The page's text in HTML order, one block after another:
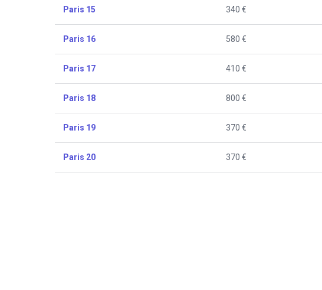
Paris 15 340 €
Paris 16 580 €
Paris 17 410 €
Paris 18 800 €
Paris 19 370 €
Paris 20 370 €